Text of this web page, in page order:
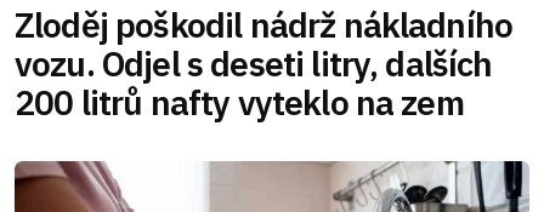
Zloděj poškodil nádrž nákladního
vozu. Odjel s deseti litry, dalších
200 litrů nafty vyteklo na zem